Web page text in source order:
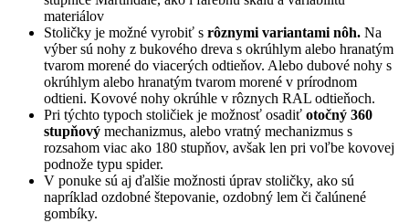
materiálov
Stoličky je možné vyrobiť s rôznymi variantami nôh. Na
výber sú nohy z bukového dreva s okrúhlym alebo hranatým
tvarom morené do viacerých odtieňov. Alebo dubové nohy s
okrúhlym alebo hranatým tvarom morené v prírodnom
odtieni. Kovové nohy okrúhle v rôznych RAL odtieňoch.
Pri týchto typoch stoličiek je možnosť osadiť otočný 360
stupňový mechanizmus, alebo vratný mechanizmus s
rozsahom viac ako 180 stupňov, avšak len pri voľbe kovovej
podnože typu spider.
V ponuke sú aj ďalšie možnosti úprav stoličky, ako sú
napríklad ozdobné štepovanie, ozdobný lem či čalúnené
gombíky.